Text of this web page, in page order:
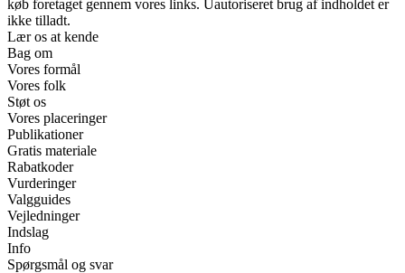
køb foretaget gennem vores links. Uautoriseret brug af indholdet er
ikke tilladt.
Lær os at kende
Bag om
Vores formål
Vores folk
Støt os
Vores placeringer
Publikationer
Gratis materiale
Rabatkoder
Vurderinger
Valgguides
Vejledninger
Indslag
Info
Spørgsmål og svar